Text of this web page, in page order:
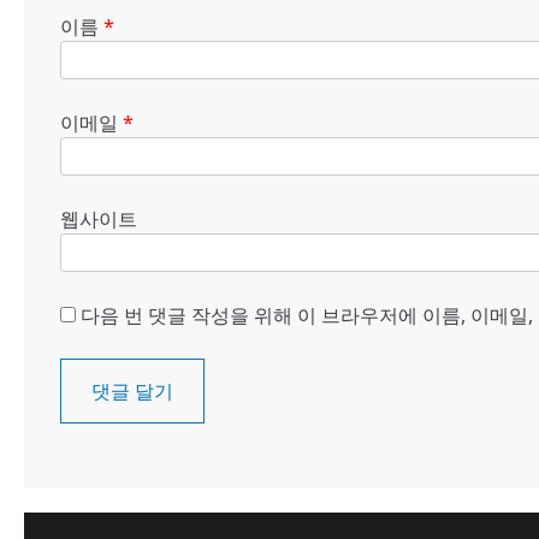
이름 *
이메일 *
웹사이트
다음 번 댓글 작성을 위해 이 브라우저에 이름, 이메일